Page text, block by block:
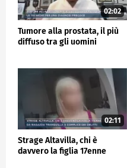
02:02
Tumore alla prostata, il più
diffuso tra gli uomini
02:11
Strage Altavilla, chi è
davvero la figlia 17enne